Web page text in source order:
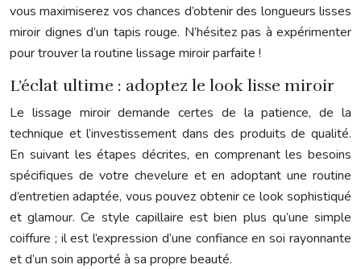
vous maximiserez vos chances d’obtenir des longueurs lisses
miroir dignes d’un tapis rouge. N’hésitez pas à expérimenter
pour trouver la routine lissage miroir parfaite !
L’éclat ultime : adoptez le look lisse miroir
Le lissage miroir demande certes de la patience, de la
technique et l’investissement dans des produits de qualité.
En suivant les étapes décrites, en comprenant les besoins
spécifiques de votre chevelure et en adoptant une routine
d’entretien adaptée, vous pouvez obtenir ce look sophistiqué
et glamour. Ce style capillaire est bien plus qu’une simple
coiffure ; il est l’expression d’une confiance en soi rayonnante
et d’un soin apporté à sa propre beauté.